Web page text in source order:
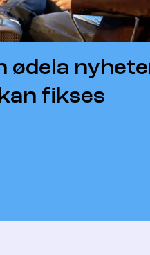
ødela
fikses